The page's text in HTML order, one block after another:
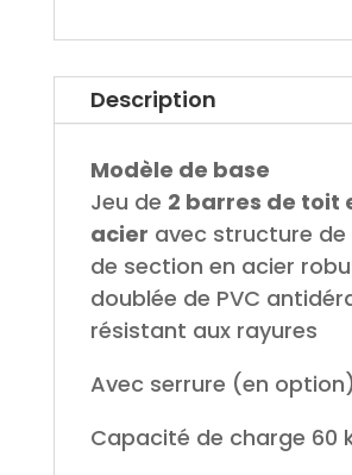
Description
Modèle de base
Jeu de 2 barres de toit
acier avec structure
de section en acier
doublée de PVC
résistant aux rayures
Avec serrure (en option)
Capacité de charge 60